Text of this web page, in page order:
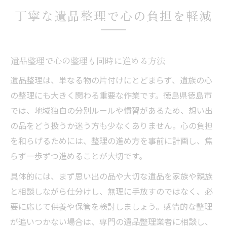
丁寧な遺品整理で心の負担を軽減
遺品整理で心の整理も同時に進める方法
遺品整理は、単なる物の片付けにとどまらず、遺族の心
の整理にも大きく関わる重要な作業です。徳島県徳島市
では、地域独自の分別ルールや慣習があるため、想い出
の品をどう扱うか迷う方も少なくありません。心の負担
を和らげるためには、整理の進め方を事前に計画し、焦
らず一歩ずつ進めることが大切です。
具体的には、まず思い出の品や大切な遺品を家族や親族
と相談しながら仕分けし、無理に手放すのではなく、必
要に応じて供養や保管を検討しましょう。感情的な整理
が追いつかない場合は、専門の遺品整理業者に相談し、